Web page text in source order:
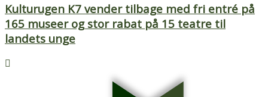
Kulturugen K7 vender tilbage med fri entré på
165 museer og stor rabat på 15 teatre til
landets unge